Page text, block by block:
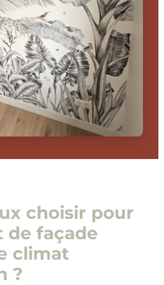
choisir pour
de façade
climat
?